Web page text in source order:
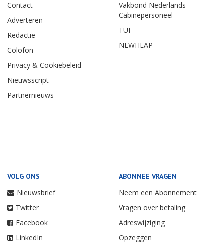
Contact
Adverteren
Redactie
Colofon
Privacy & Cookiebeleid
Nieuwsscript
Partnernieuws
Vakbond Nederlands
Cabinepersoneel
TUI
NEWHEAP
VOLG ONS
Nieuwsbrief
Twitter
Facebook
LinkedIn
ABONNEE VRAGEN
Neem een Abonnement
Vragen over betaling
Adreswijziging
Opzeggen